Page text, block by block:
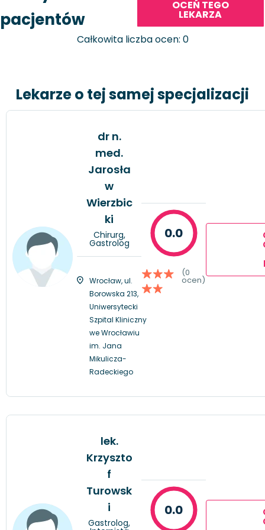
pacjentów
OCEŃ TEGO
LEKARZA
Całkowita liczba ocen: 0
Lekarze o tej samej specjalizacji
dr n.
med.
Jarosła
w
Wierzbic
ki
Chirurg,
Gastrolog
Wrocław, ul.
Borowska 213,
Uniwersytecki
Szpital Kliniczny
we Wrocławiu
im. Jana
Mikulicza-
Radeckiego
0.0
(0
ocen)
lek.
Krzyszto
f
Turowsk
i
Gastrolog,
0.0